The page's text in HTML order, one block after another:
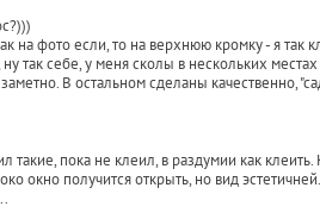
на фото если, то на верхнюю кромку - я
ну так себе, у меня сколы в нескольких
В остальном сделаны качественно,
такие, пока не клеил, в раздумии как
окно получится открыть, но вид